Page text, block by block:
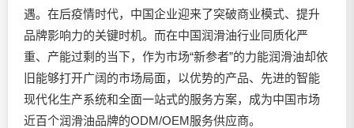
遇。在后疫情时代，中国企业迎来了突破商业模式、提升
品牌影响力的关键时机。而在中国润滑油行业同质化严
重、产能过剩的当下，作为市场“新参者”的力能润滑油却依
旧能够打开广阔的市场局面，以优势的产品、先进的智能
现代化生产系统和全面一站式的服务方案，成为中国市场
近百个润滑油品牌的ODM/OEM服务供应商。